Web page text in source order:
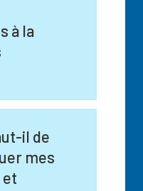
à la
il de
mes
et